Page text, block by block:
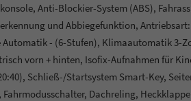
Anti-Blockier-System (ABS),
und Abbiegefunktion,
- (6-Stufen), Klimaautomatik 3-
vorn + hinten, Isofix-Aufnahmen für
Schließ-/Startsystem Smart-Key,
Dachreling,